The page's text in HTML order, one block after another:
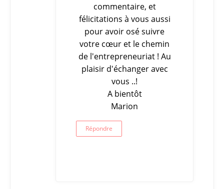
commentaire, et
félicitations à vous aussi
pour avoir osé suivre
votre cœur et le chemin
de l'entrepreneuriat ! Au
plaisir d'échanger avec
vous ..!
A bientôt
Marion
Répondre